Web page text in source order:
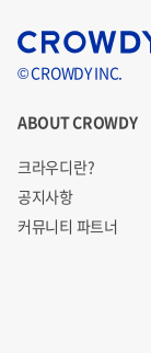
© CROWDY INC.
ABOUT CROWDY
크라우디란?
공지사항
커뮤니티 파트너